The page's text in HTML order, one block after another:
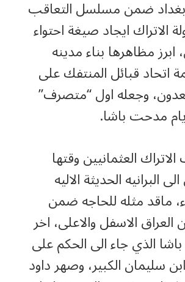
بغداد ضمن مسلسل التعاقب
الاتراك ايجاد صيغة احتواء
ابرز مظاهرها بناء مدينه
اتحاد قبائل المنتفك على
وجعله اول “متصرف”
مدحت باشا.
العثمانيين وقتها
البرانيه الحديثة الاليه
ماقد مثله للحاجه ضمن
العراق الاسفل والاعلى، اخر
الذي جاء الى الحكم على
سليمان الكبير، وصهر داود